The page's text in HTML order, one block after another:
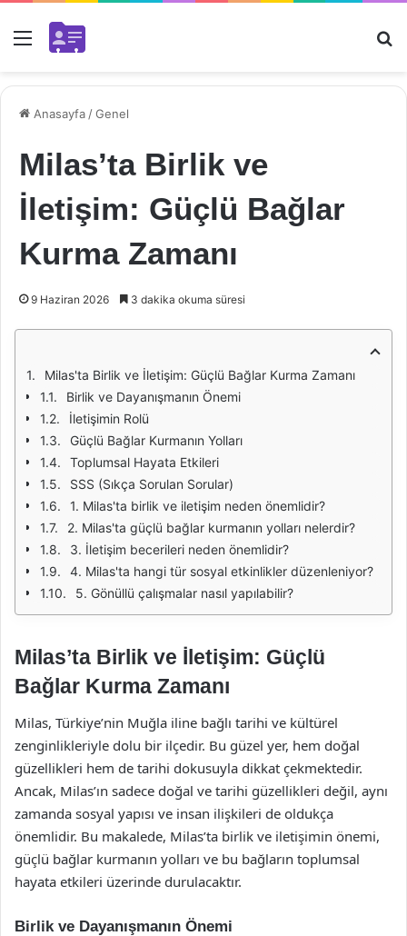
Menü
Anasayfa /Genel
Milas’ta Birlik ve
İletişim: Güçlü Bağlar
Kurma Zamanı
9 Haziran 2026 3 dakika okuma süresi
Milas'ta Birlik ve İletişim: Güçlü Bağlar Kurma Zamanı
Birlik ve Dayanışmanın Önemi
İletişimin Rolü
Güçlü Bağlar Kurmanın Yolları
Toplumsal Hayata Etkileri
SSS (Sıkça Sorulan Sorular)
1. Milas'ta birlik ve iletişim neden önemlidir?
2. Milas'ta güçlü bağlar kurmanın yolları nelerdir?
3. İletişim becerileri neden önemlidir?
4. Milas'ta hangi tür sosyal etkinlikler düzenleniyor?
5. Gönüllü çalışmalar nasıl yapılabilir?
Milas’ta Birlik ve İletişim: Güçlü
Bağlar Kurma Zamanı
Milas, Türkiye’nin Muğla iline bağlı tarihi ve kültürel
zenginlikleriyle dolu bir ilçedir. Bu güzel yer, hem doğal
güzellikleri hem de tarihi dokusuyla dikkat çekmektedir.
Ancak, Milas’ın sadece doğal ve tarihi güzellikleri değil, aynı
zamanda sosyal yapısı ve insan ilişkileri de oldukça
önemlidir. Bu makalede, Milas’ta birlik ve iletişimin önemi,
güçlü bağlar kurmanın yolları ve bu bağların toplumsal
hayata etkileri üzerinde durulacaktır.
Birlik ve Dayanışmanın Önemi